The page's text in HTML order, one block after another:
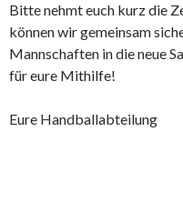
Bitte nehmt euch kurz die
können wir gemeinsam
Mannschaften in die neue
für eure Mithilfe!
Eure Handballabteilung